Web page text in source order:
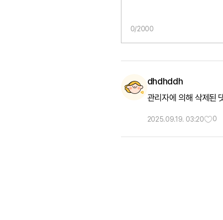
0/2000
dhdhddh
관리자에 의해 삭제된
2025.09.19. 03:20 0